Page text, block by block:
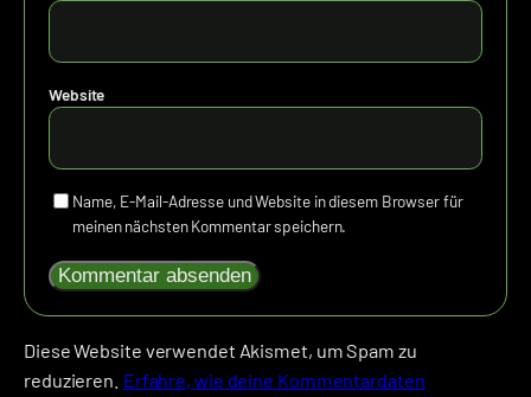
Website
Name, E-Mail-Adresse und Website in diesem Browser für
meinen nächsten Kommentar speichern.
Diese Website verwendet Akismet, um Spam zu
reduzieren. Erfahre, wie deine Kommentardaten